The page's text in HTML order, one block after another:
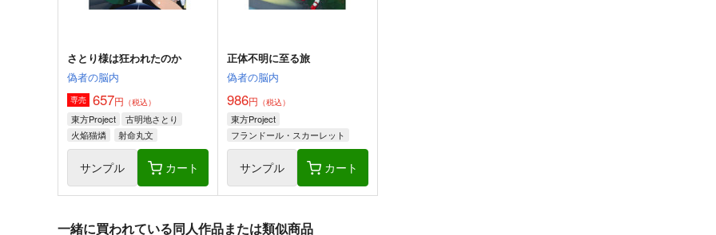
サンプル カート サンプル カート
さとり様は狂われたのか
偽者の脳内
専売 657円 （税込）
東方Project
古明地さとり
火焔猫燐
射命丸文
サンプル カート
正体不明に至る旅
偽者の脳内
986円 （税込）
東方Project
フランドール・スカーレット
封獣ぬえ
古明地こいし
サンプル カート
一緒に買われている同人作品または類似商品